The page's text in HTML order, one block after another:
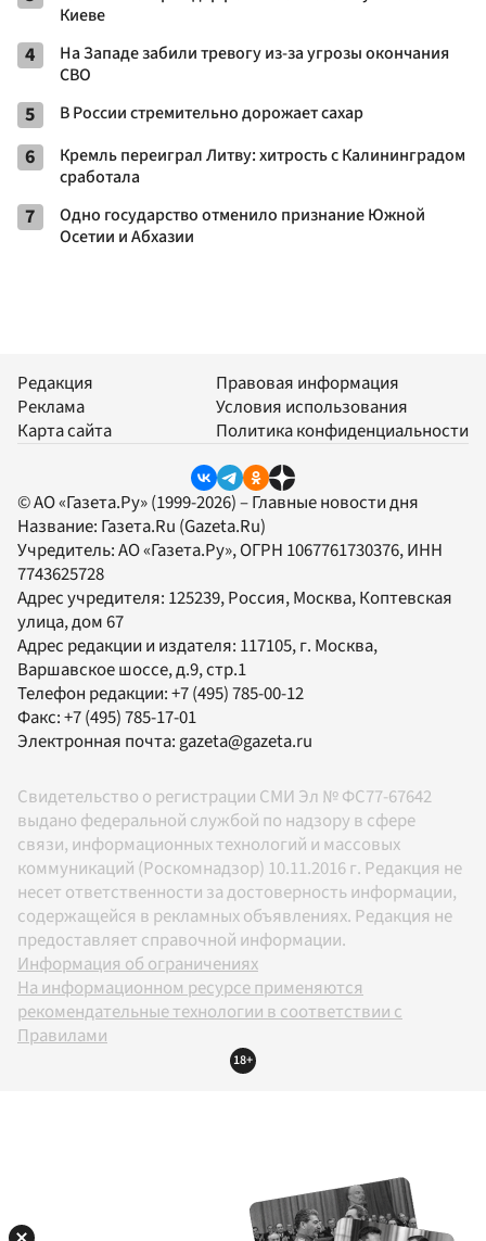
Киеве
4
На Западе забили тревогу из-за угрозы окончания
СВО
5 В России стремительно дорожает сахар
6
Кремль переиграл Литву: хитрость с Калининградом
сработала
7
Одно государство отменило признание Южной
Осетии и Абхазии
Редакция
Реклама
Карта сайта
Правовая информация
Условия использования
Политика конфиденциальности
© АО «Газета.Ру» (1999-2026) – Главные новости дня
Название: Газета.Ru (Gazeta.Ru)
Учредитель:АО «Газета.Ру», ОГРН 1067761730376, ИНН
7743625728
Адрес учредителя: 125239, Россия, Москва, Коптевская
улица, дом 67
Адрес редакции и издателя: 117105, г. Москва,
Варшавское шоссе, д.9, стр.1
Телефон редакции:+7 (495) 785-00-12
Факс:+7 (495) 785-17-01
Электронная почта:gazeta@gazeta.ru
Свидетельство о регистрации СМИ Эл № ФС77-67642
выдано федеральной службой по надзору в сфере
связи, информационных технологий и массовых
коммуникаций (Роскомнадзор) 10.11.2016 г. Редакция не
несет ответственности за достоверность информации,
содержащейся в рекламных объявлениях. Редакция не
предоставляет справочной информации.
Информация об ограничениях
На информационном ресурсе применяются
рекомендательные технологии в соответствии с
Правилами
18+